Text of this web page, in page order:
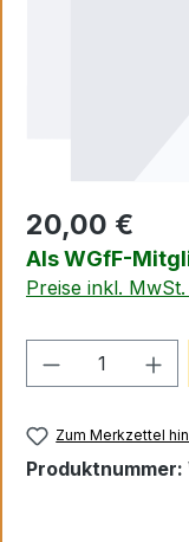
20,00 €
Als WGfF-
Preise inkl.
Produkt
Zum Merkzettel
Produktnummer: